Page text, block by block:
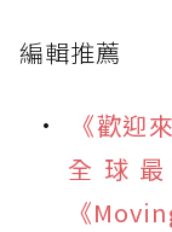
編輯推薦
《歡迎
全球
《